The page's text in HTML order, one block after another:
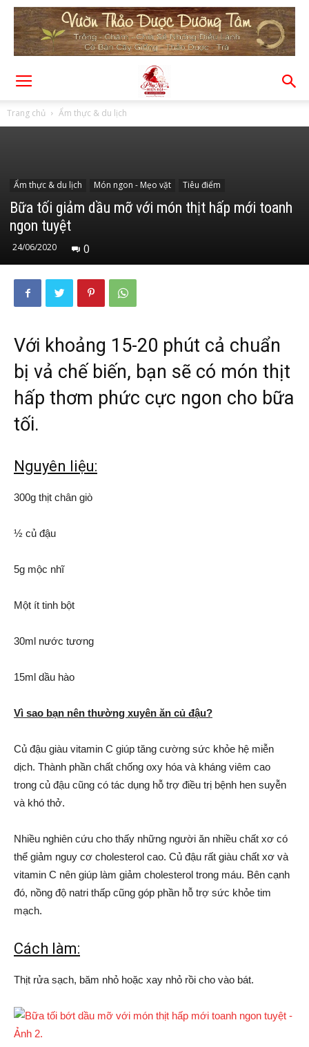
Trang chủ Ẩm thực & du lịch
Ẩm thực & du lịch Món ngon - Mẹo vặt Tiêu điểm
Bữa tối giảm dầu mỡ với món thịt hấp mới toanh
ngon tuyệt
24/06/2020 0
Với khoảng 15-20 phút cả chuẩn
bị vả chế biến, bạn sẽ có món thịt
hấp thơm phức cực ngon cho bữa
tối.
Nguyên liệu:
300g thịt chân giò
½ củ đậu
5g mộc nhĩ
Một ít tinh bột
30ml nước tương
15ml dầu hào
Vì sao bạn nên thường xuyên ăn củ đậu?
Củ đậu giàu vitamin C giúp tăng cường sức khỏe hệ miễn
dịch. Thành phần chất chống oxy hóa và kháng viêm cao
trong củ đậu cũng có tác dụng hỗ trợ điều trị bệnh hen suyễn
và khó thở.
Nhiều nghiên cứu cho thấy những người ăn nhiều chất xơ có
thể giảm nguy cơ cholesterol cao. Củ đậu rất giàu chất xơ và
vitamin C nên giúp làm giảm cholesterol trong máu. Bên cạnh
đó, nồng độ natri thấp cũng góp phần hỗ trợ sức khỏe tim
mạch.
Cách làm:
Thịt rửa sạch, băm nhỏ hoặc xay nhỏ rồi cho vào bát.